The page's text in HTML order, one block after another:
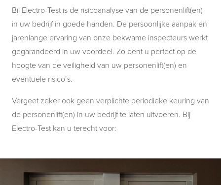
Bij Electro-Test is de risicoanalyse van de personenlift(en)
in uw bedrijf in goede handen. De persoonlijke aanpak en
jarenlange ervaring van onze bekwame inspecteurs werkt
gegarandeerd in uw voordeel. Zo bent u perfect op de
hoogte van de veiligheid van uw personenlift(en) en
eventuele risico’s.
Vergeet zeker ook geen verplichte periodieke keuring van
de personenlift(en) in uw bedrijf te laten uitvoeren. Bij
Electro-Test kan u terecht voor: